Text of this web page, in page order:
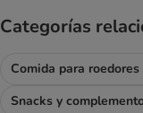
Categorías
Comida para roedores
Snacks y